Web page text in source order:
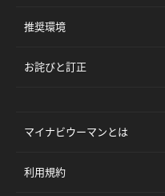
推奨環境
お詫びと訂正
マイナビウーマンとは
利用規約